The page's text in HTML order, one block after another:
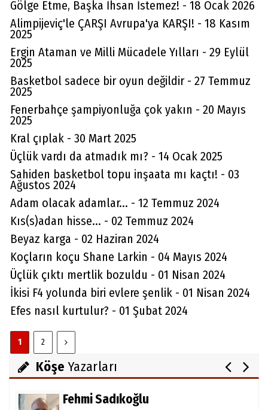
Gölge Etme, Başka İhsan İstemez! - 18 Ocak 2026
Alimpijeviç'le ÇARŞI Avrupa'ya KARŞI! - 18 Kasım
2025
Ergin Ataman ve Milli Mücadele Yılları - 29 Eylül
2025
Basketbol sadece bir oyun değildir - 27 Temmuz
2025
Fenerbahçe şampiyonluğa çok yakın - 20 Mayıs
2025
Kral çıplak - 30 Mart 2025
Üçlük vardı da atmadık mı? - 14 Ocak 2025
Sahiden basketbol topu inşaata mı kaçtı! - 03
Ağustos 2024
Adam olacak adamlar... - 12 Temmuz 2024
Kıs(s)adan hisse... - 02 Temmuz 2024
Beyaz karga - 02 Haziran 2024
Koçların koçu Shane Larkin - 04 Mayıs 2024
Üçlük çıktı mertlik bozuldu - 01 Nisan 2024
İkisi F4 yolunda biri evlere şenlik - 01 Nisan 2024
Efes nasıl kurtulur? - 01 Şubat 2024
1 2
Köşe Yazarları
Aydın Örs
Ataman için imkansız yok
Melda Yakupoğlu
Görünmeyen Kahramanlar: Ebeveynler
Fehmi Sadıkoğlu